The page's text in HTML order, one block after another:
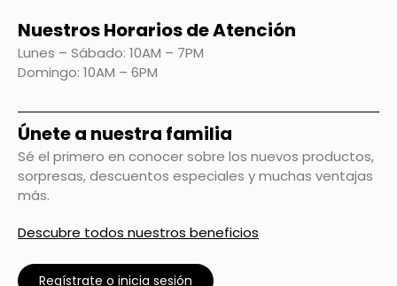
Nuestros Horarios de Atención
Lunes – Sábado: 10AM – 7PM
Domingo: 10AM – 6PM
Únete a nuestra familia
Sé el primero en conocer sobre los nuevos productos,
sorpresas, descuentos especiales y muchas ventajas
más.
Descubre todos nuestros beneficios
Regístrate o inicia sesión